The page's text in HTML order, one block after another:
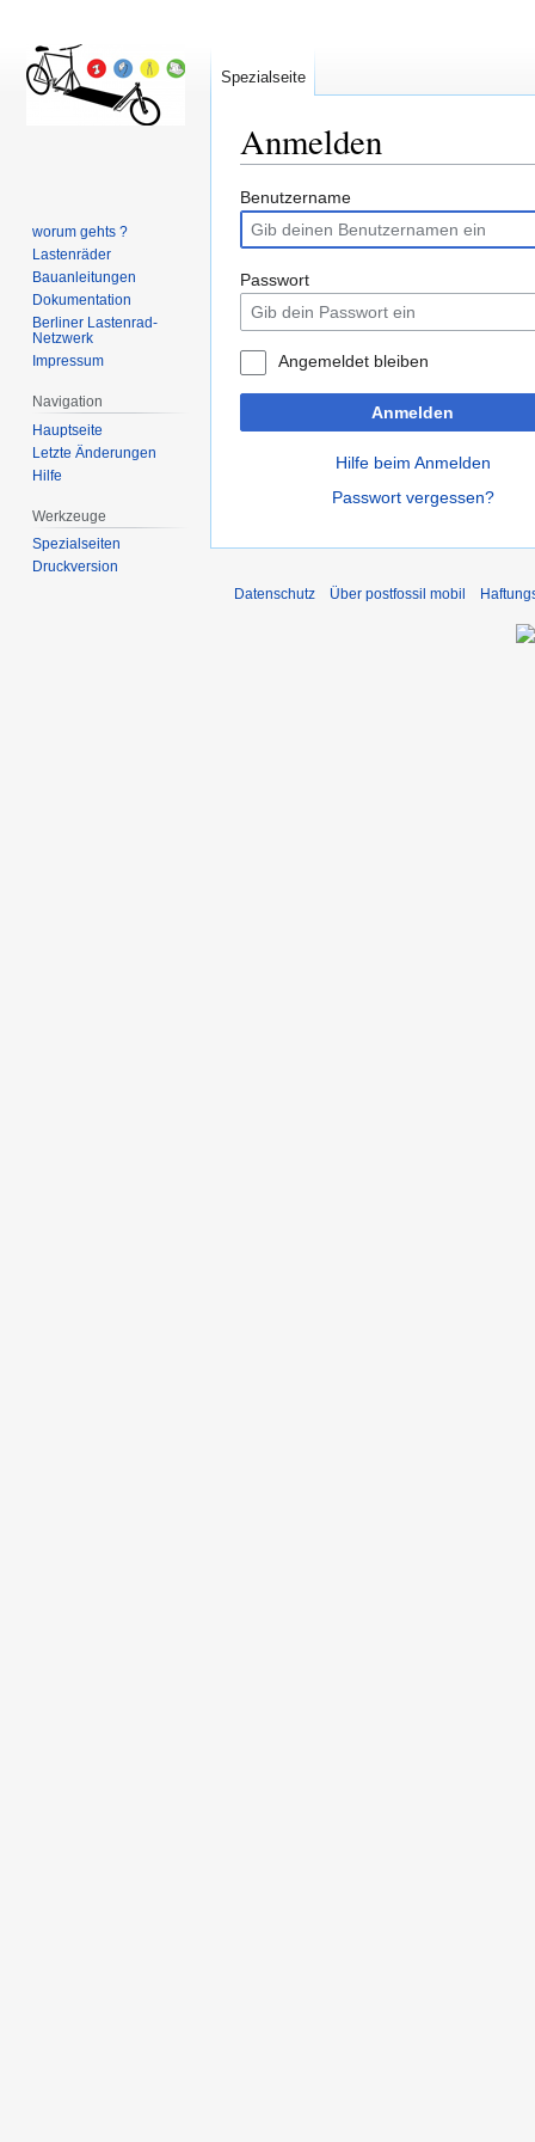
Anmelden
Zur
Navigation
springen
Zur
Suche
springen
Benutzername
Passwort
Angemeldet bleiben
Anmelden
Hilfe beim Anmelden
Passwort vergessen?
Spezialseite
worum gehts ?
Lastenräder
Bauanleitungen
Dokumentation
Berliner Lastenrad-
Netzwerk
Impressum
Navigation
Hauptseite
Letzte Änderungen
Hilfe
Werkzeuge
Spezialseiten
Druckversion
Datenschutz
Über postfossil mobil